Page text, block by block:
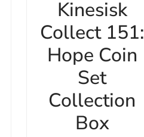
Kinesisk
Collect 151:
Hope Coin
Set
Collection
Box